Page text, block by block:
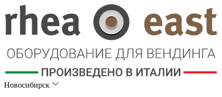
Новосибирск